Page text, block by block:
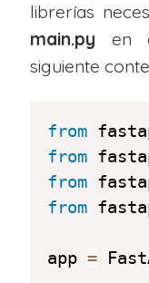
librerías
main.py en
siguiente
from
from
from
from
app =